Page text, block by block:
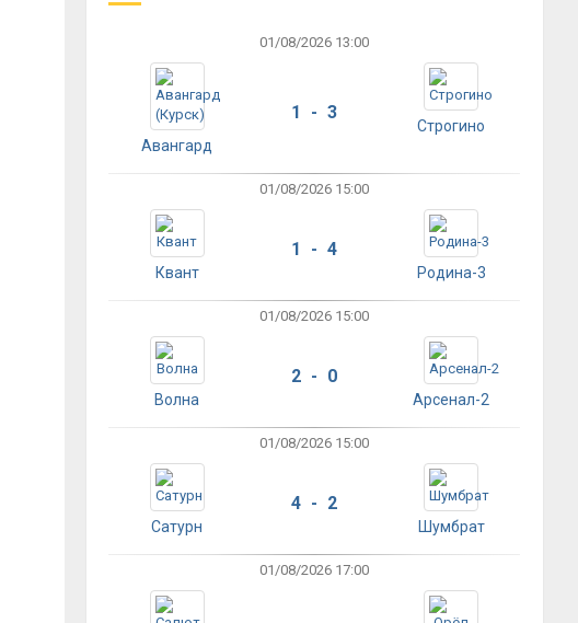
01/08/2026 13:00
Авангард
1 - 3
Строгино
01/08/2026 15:00
Квант
1 - 4
Родина-3
01/08/2026 15:00
Волна
2 - 0
Арсенал-2
01/08/2026 15:00
Сатурн
4 - 2
Шумбрат
01/08/2026 17:00